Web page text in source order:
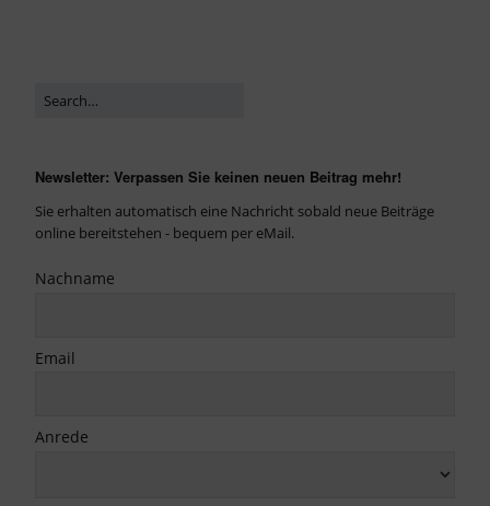
Newsletter: Verpassen Sie keinen neuen Beitrag mehr!
Sie erhalten automatisch eine Nachricht sobald neue Beiträge
online bereitstehen - bequem per eMail.
Nachname
Email
Anrede